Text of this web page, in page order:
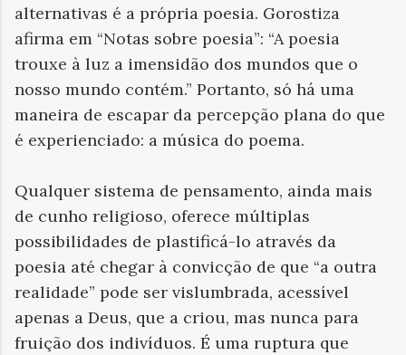
alternativas é a própria poesia. Gorostiza
afirma em “Notas sobre poesia”: “A poesia
trouxe à luz a imensidão dos mundos que o
nosso mundo contém.” Portanto, só há uma
maneira de escapar da percepção plana do que
é experienciado: a música do poema.
Qualquer sistema de pensamento, ainda mais
de cunho religioso, oferece múltiplas
possibilidades de plastificá-lo através da
poesia até chegar à convicção de que “a outra
realidade” pode ser vislumbrada, acessível
apenas a Deus, que a criou, mas nunca para
fruição dos indivíduos. É uma ruptura que